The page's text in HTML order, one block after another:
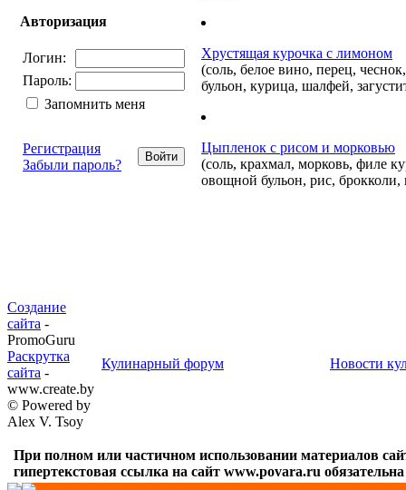
Авторизация
Логин:
Пароль:
Запомнить меня
Регистрация
Забыли пароль?
Хрустящая курочка с лимоном
(соль, белое вино, перец,
бульон, курица, шалфей,
Цыпленок с рисом и морковью
(соль, крахмал, морковь, филе
овощной бульон, рис, брокколи,
Создание
сайта -
PromoGuru
Раскрутка
сайта -
www.create.by
© Powered by
Alex V. Tsoy
Кулинарный форум Новости
При полном или частичном использовании материалов
гипертекстовая ссылка на сайт www.povara.ru обязательна